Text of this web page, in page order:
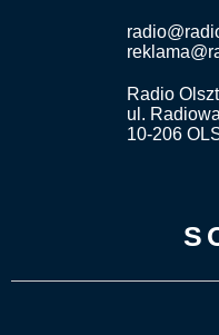
Radio
ul.
10-206